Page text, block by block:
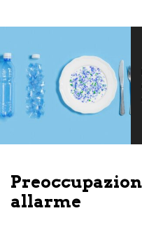
allarme